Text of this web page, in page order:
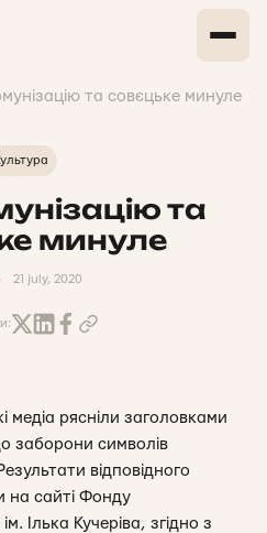
та совєцьке минуле
та
минуле
21 july, 2020
медіа рясніли заголовками
заборони символів
відповідного
на сайті Фонду
Ілька Кучеріва, згідно з